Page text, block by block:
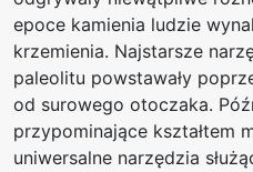
epoce kamienia ludzie
krzemienia. Najstarsze
paleolitu powstawały
od surowego otoczaka.
przypominające kształtem
uniwersalne narzędzia